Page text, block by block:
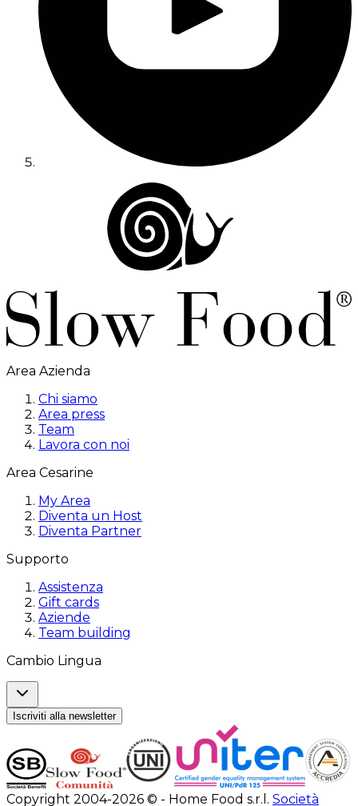
Area Azienda
Chi siamo
Area press
Team
Lavora con noi
Area Cesarine
My Area
Diventa un Host
Diventa Partner
Supporto
Assistenza
Gift cards
Aziende
Team building
Cambio Lingua
Iscriviti alla newsletter
Copyright 2004-2026 © - Home Food s.r.l. Società